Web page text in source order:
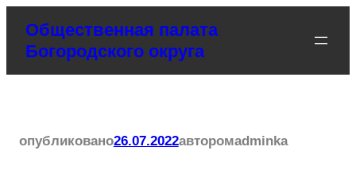
содержимому
Общественная палата
Богородского округа
опубликовано26.07.2022авторомadminka